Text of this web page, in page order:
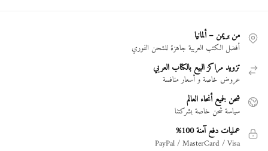
من بريمن – ألمانيا
أفضل الكتب العربية جاهزة للشحن الفوري
تزويد مراكز البيع بالكتاب العربي
عروض خاصة و أسعار منافسة
شحن لجميع أنحاء العالم
سياسة شحن خاصة بشركتنا
عمليات دفع آمنة 100%
PayPal / MasterCard / Visa